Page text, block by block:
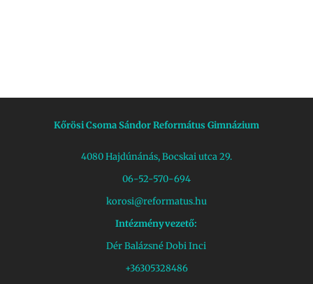
Kőrösi Csoma Sándor Református Gimnázium
4080 Hajdúnánás, Bocskai utca 29.
06-52-570-694
korosi@reformatus.hu
Intézményvezető:
Dér Balázsné Dobi Inci
+36305328486